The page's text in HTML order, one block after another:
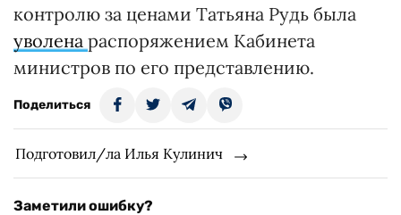
контролю за ценами Татьяна Рудь была
уволена распоряжением Кабинета
министров по его представлению.
Поделиться
Подготовил/ла Илья Кулинич
Заметили ошибку?